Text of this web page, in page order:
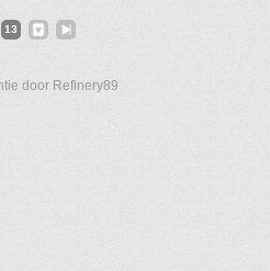
13
door Refinery89